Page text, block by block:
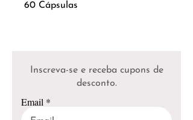
60 Cápsulas
Inscreva-se e receba cupons de
desconto.
Email